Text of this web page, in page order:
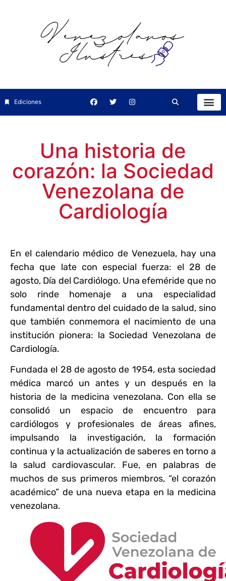
Ediciones
Una historia de
corazón: la Sociedad
Venezolana de
Cardiología
En el calendario médico de Venezuela, hay una
fecha que late con especial fuerza: el 28 de
agosto, Día del Cardiólogo. Una efeméride que no
solo rinde homenaje a una especialidad
fundamental dentro del cuidado de la salud, sino
que también conmemora el nacimiento de una
institución pionera: la Sociedad Venezolana de
Cardiología.
Fundada el 28 de agosto de 1954, esta sociedad
médica marcó un antes y un después en la
historia de la medicina venezolana. Con ella se
consolidó un espacio de encuentro para
cardiólogos y profesionales de áreas afines,
impulsando la investigación, la formación
continua y la actualización de saberes en torno a
la salud cardiovascular. Fue, en palabras de
muchos de sus primeros miembros, “el corazón
académico” de una nueva etapa en la medicina
venezolana.